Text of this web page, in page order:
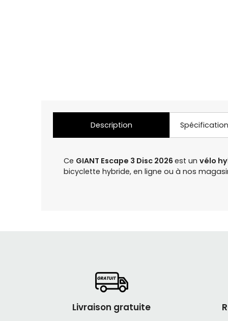
Description
Ce GIANT Escape 3 Disc 2026 est un vélo
bicyclette hybride, en ligne ou à nos
Livraison gratuite